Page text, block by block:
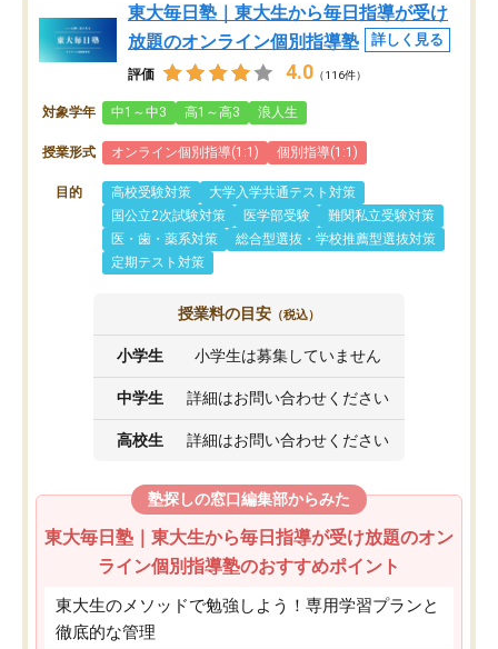
東大毎日塾｜東大生から毎日指導が受け
放題のオンライン個別指導塾
詳しく見る
評価 4.0 （116件）
対象学年 中1～中3 高1～高3 浪人生
授業形式 オンライン個別指導(1:1) 個別指導(1:1)
目的 高校受験対策
大学入学共通テスト対策
国公立2次試験対策
医学部受験
難関私立受験対策
医・歯・薬系対策
総合型選抜・学校推薦型選抜対策
定期テスト対策
授業料の目安 （税込）
小学生 小学生は募集していません
中学生 詳細はお問い合わせください
高校生 詳細はお問い合わせください
塾探しの窓口編集部からみた
東大毎日塾｜東大生から毎日指導が受け放題のオン
ライン個別指導塾のおすすめポイント
東大生のメソッドで勉強しよう！専用学習プランと
徹底的な管理